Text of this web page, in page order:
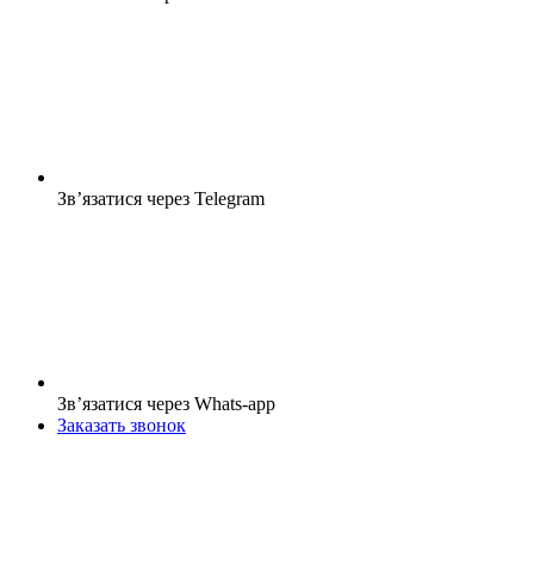
Зв’язатися через Telegram
Зв’язатися через Whats-app
Заказать звонок